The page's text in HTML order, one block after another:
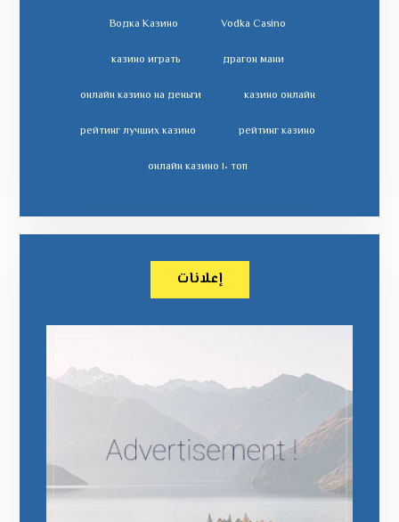
Vodka Casino
Водка Казино
драгон мани
казино играть
казино онлайн
онлайн казино на деньги
рейтинг казино
рейтинг лучших казино
топ ١٠ онлайн казино
إعلانات